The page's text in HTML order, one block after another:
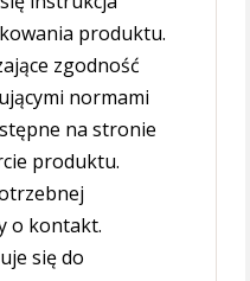
produktu.
zgodność
normami
na stronie
produktu.
o kontakt.
się do